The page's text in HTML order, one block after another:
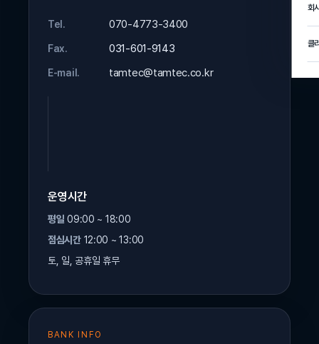
회
클
Tel. 070-4773-3400
Fax. 031-601-9143
E-mail. tamtec@tamtec.co.kr
운영시간
평일 09:00 ~ 18:00
점심시간12:00 ~ 13:00
토, 일, 공휴일 휴무
BANK INFO